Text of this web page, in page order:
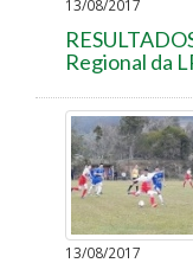
13/08/2017
Regional da
13/08/2017